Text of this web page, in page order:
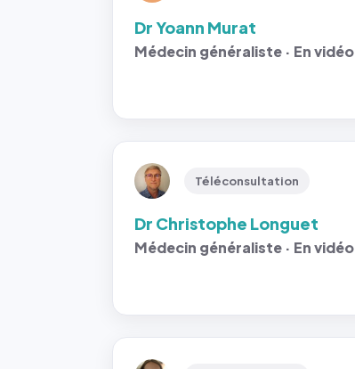
Dr Yoann Murat
Médecin généraliste · En vidéo
Téléconsultation
Dr Christophe Longuet
Médecin généraliste · En vidéo